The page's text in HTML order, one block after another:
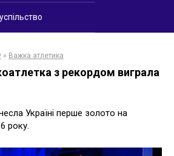
» Важка атлетика
з рекордом виграла
Україні перше золото на
року.